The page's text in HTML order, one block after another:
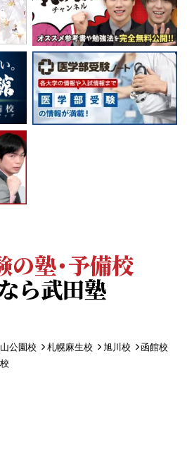
の塾・予備校
ら武田塾
公園校 札幌麻生校 旭川校
函館校